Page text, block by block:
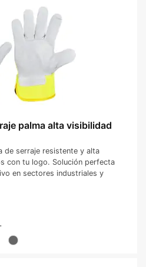
palma alta visibilidad
de serraje resistente y alta
con tu logo. Solución perfecta
en sectores industriales y